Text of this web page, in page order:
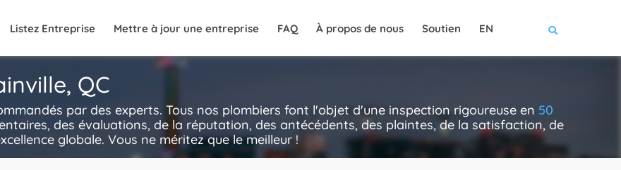
Listez Entreprise Mettre à jour une entreprise FAQ À propos de nous Soutien EN
QC
par des experts. Tous nos plombiers font l'objet d'une inspection rigoureuse en 50
des évaluations, de la réputation, des antécédents, des plaintes, de la satisfaction, de
globale. Vous ne méritez que le meilleur !